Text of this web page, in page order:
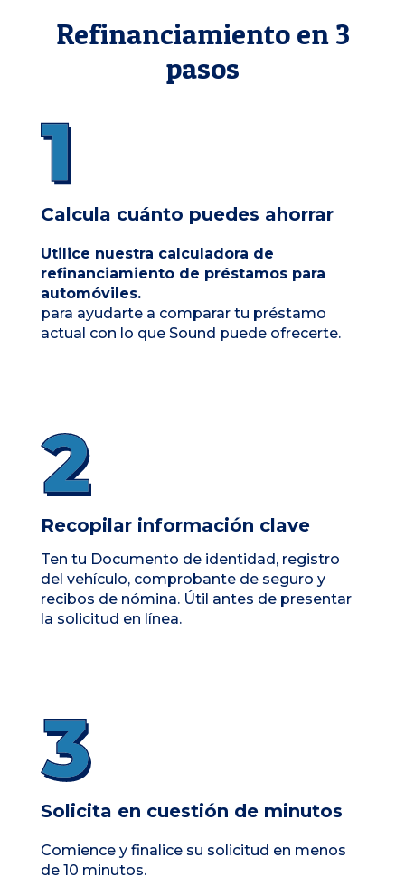
Refinanciamiento en 3
pasos
Calcula cuánto puedes ahorrar
Utilice nuestra calculadora de
refinanciamiento de préstamos para
automóviles.
para ayudarte a comparar tu préstamo
actual con lo que Sound puede ofrecerte.
Recopilar información clave
Ten tu Documento de identidad, registro
del vehículo, comprobante de seguro y
recibos de nómina. Útil antes de presentar
la solicitud en línea.
Solicita en cuestión de minutos
Comience y finalice su solicitud en menos
de 10 minutos.